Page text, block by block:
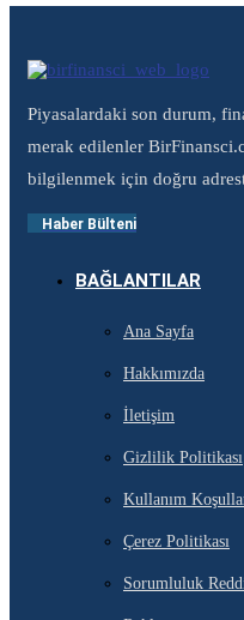
Piyasalardaki son durum,
merak edilenler
bilgilenmek için doğru
Haber Bülteni
BAĞLANTILAR
Ana Sayfa
Hakkımızda
İletişim
Gizlilik Politikası
Kullanım
Çerez Politikası
Sorumluluk